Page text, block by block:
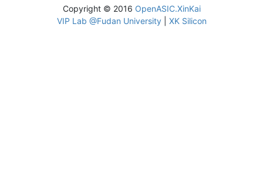
Copyright © 2016 OpenASIC.XinKai
VIP Lab @Fudan University| XK Silicon